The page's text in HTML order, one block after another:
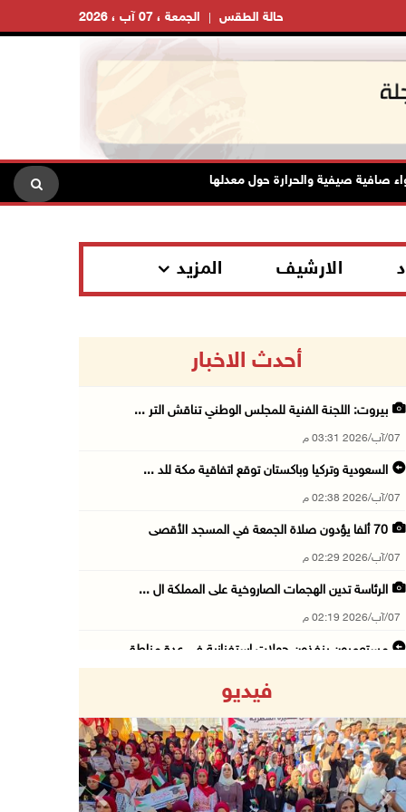
الجمعة ، 07 آب ، 2026 حالة الطقس
صيفية والحرارة حول معدلها العام محافظة القدس: انسحاب
الارشيف المزيد
أحدث الاخبار
بيروت: اللجنة الفنية للمجلس الوطني تناقش التر ...
07/آب/2026 03:31 م
السعودية وتركيا وباكستان توقع اتفاقية مكة للد ...
07/آب/2026 02:38 م
70 ألفا يؤدون صلاة الجمعة في المسجد الأقصى
07/آب/2026 02:29 م
الرئاسة تدين الهجمات الصاروخية على المملكة ال ...
07/آب/2026 02:19 م
مستعمرون ينفذون جولات استفزازية في عدة مناطق ...
07/آب/2026 01:41 م
مستعمرون يهاجمون صهريجا للمياه في خلايل اللوز ...
07/آب/2026 01:38 م
فيديو
Previous Next